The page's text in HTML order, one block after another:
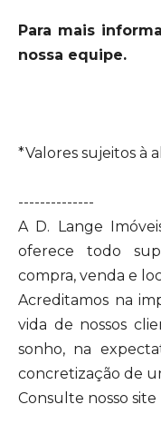
Para mais
nossa equipe.
*Valores sujeitos à
--------------
A D. Lange
oferece todo
compra, venda e
Acreditamos na
vida de nossos
sonho, na
concretização de
Consulte nosso site